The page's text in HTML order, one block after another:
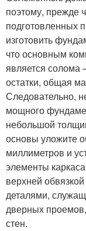
поэтому, прежде
подготовленных
изготовить
что основным
является солома
остатки, общая
Следовательно,
мощного
небольшой
основы уложите
миллиметров и
элементы
верхней
деталями,
дверных
стен.